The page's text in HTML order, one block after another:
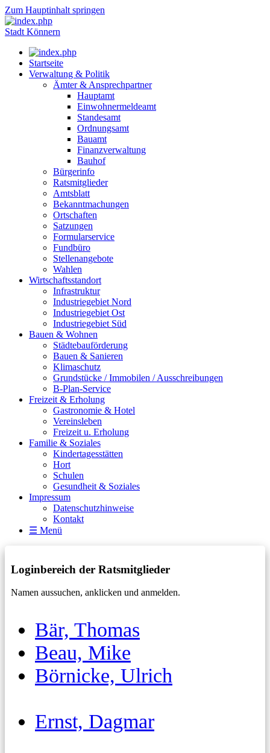
Zum Hauptinhalt springen
Stadt Könnern
Startseite
Verwaltung & Politik
Ämter & Ansprechpartner
Hauptamt
Einwohnermeldeamt
Standesamt
Ordnungsamt
Bauamt
Finanzverwaltung
Bauhof
Bürgerinfo
Ratsmitglieder
Amtsblatt
Bekanntmachungen
Ortschaften
Satzungen
Formularservice
Fundbüro
Stellenangebote
Wahlen
Wirtschaftsstandort
Infrastruktur
Industriegebiet Nord
Industriegebiet Ost
Industriegebiet Süd
Bauen & Wohnen
Städtebauförderung
Bauen & Sanieren
Klimaschutz
Grundstücke / Immobilen / Ausschreibungen
B-Plan-Service
Freizeit & Erholung
Gastronomie & Hotel
Vereinsleben
Freizeit u. Erholung
Familie & Soziales
Kindertagesstätten
Hort
Schulen
Gesundheit & Soziales
Impressum
Datenschutzhinweise
Kontakt
☰ Menü
Loginbereich der Ratsmitglieder
Namen aussuchen, anklicken und anmelden.
Bär, Thomas
Beau, Mike
Börnicke, Ulrich
Ernst, Dagmar